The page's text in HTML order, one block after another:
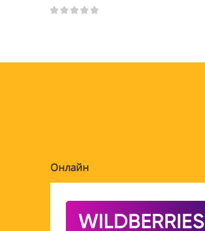
Онлайн